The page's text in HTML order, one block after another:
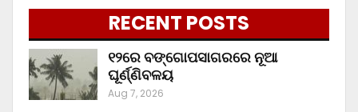
RECENT POSTS
୧୨ରେ ବଙ୍ଗୋପସାଗରରେ ନୂଆ
ଘୂର୍ଣ୍ଣିବଳୟ
Aug 7, 2026